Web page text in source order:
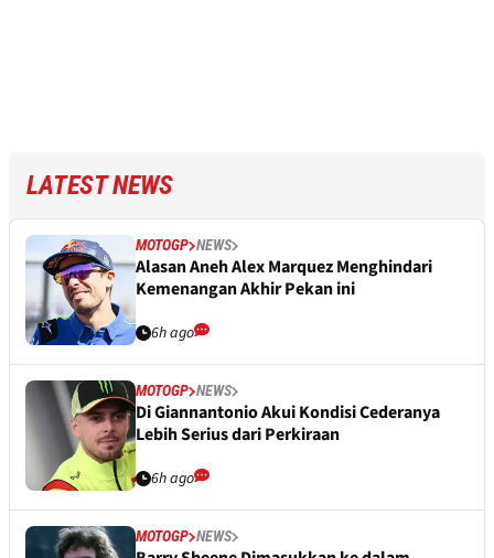
LATEST NEWS
MOTOGP NEWS
Alasan Aneh Alex Marquez Menghindari
Kemenangan Akhir Pekan ini
6h ago
MOTOGP NEWS
Di Giannantonio Akui Kondisi Cederanya
Lebih Serius dari Perkiraan
6h ago
MOTOGP NEWS